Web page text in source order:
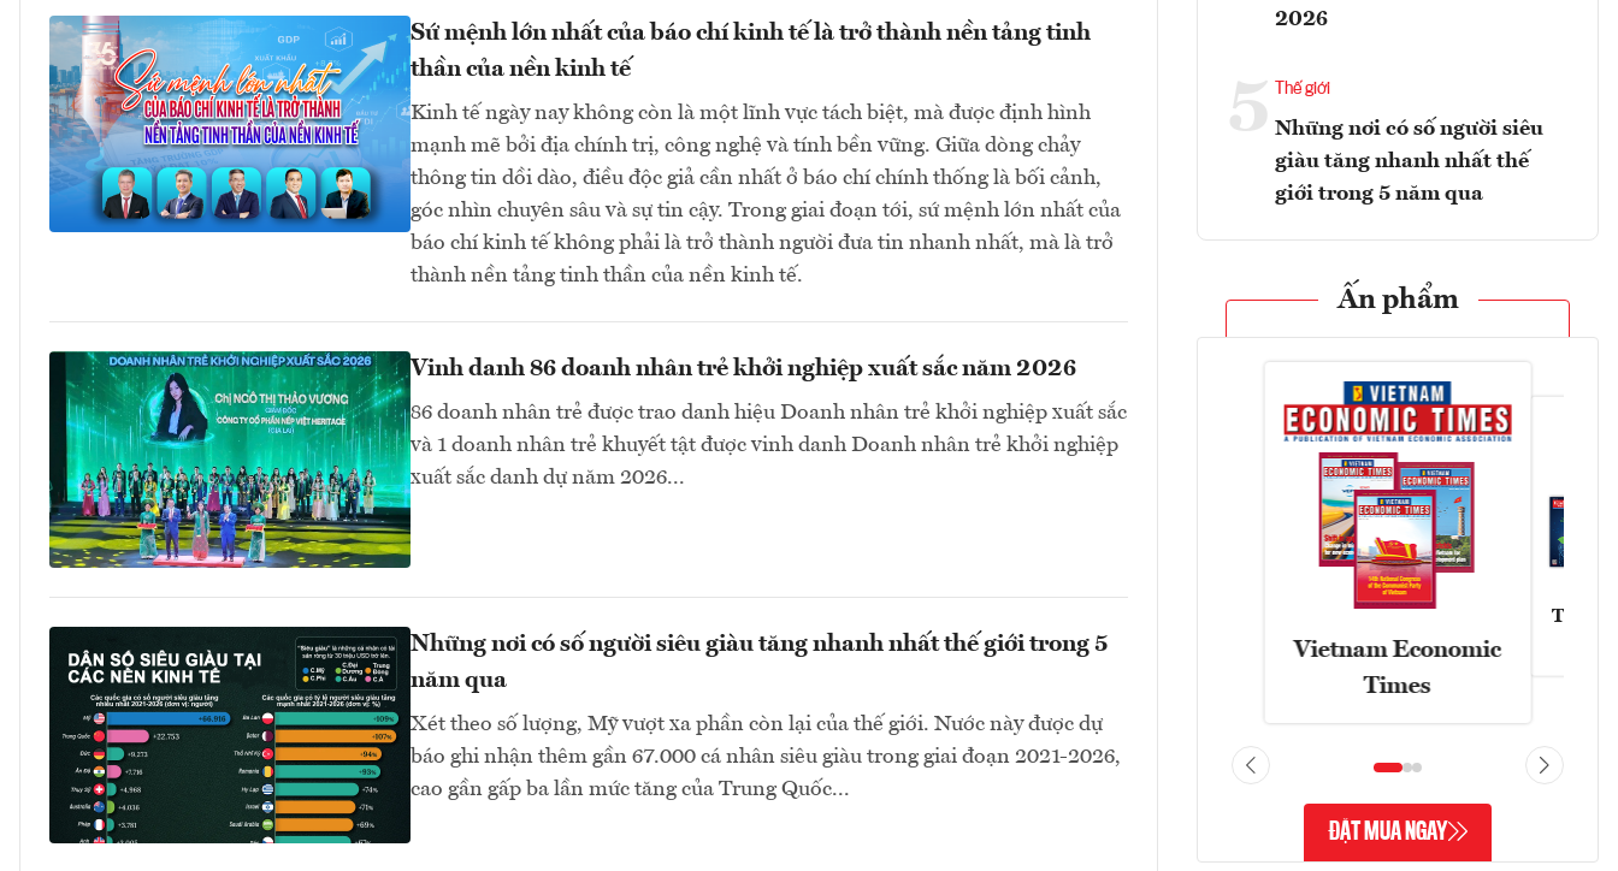
Sứ mệnh lớn nhất của báo chí kinh tế là trở thành nền tảng tinh
thần của nền kinh tế
Kinh tế ngày nay không còn là một lĩnh vực tách biệt, mà được định hình
mạnh mẽ bởi địa chính trị, công nghệ và tính bền vững. Giữa dòng chảy
thông tin dồi dào, điều độc giả cần nhất ở báo chí chính thống là bối cảnh,
góc nhìn chuyên sâu và sự tin cậy. Trong giai đoạn tới, sứ mệnh lớn nhất của
báo chí kinh tế không phải là trở thành người đưa tin nhanh nhất, mà là trở
thành nền tảng tinh thần của nền kinh tế.
Vinh danh 86 doanh nhân trẻ khởi nghiệp xuất sắc năm 2026
86 doanh nhân trẻ được trao danh hiệu Doanh nhân trẻ khởi nghiệp xuất sắc
và 1 doanh nhân trẻ khuyết tật được vinh danh Doanh nhân trẻ khởi nghiệp
xuất sắc danh dự năm 2026...
Những nơi có số người siêu giàu tăng nhanh nhất thế giới trong 5
năm qua
Xét theo số lượng, Mỹ vượt xa phần còn lại của thế giới. Nước này được dự
báo ghi nhận thêm gần 67.000 cá nhân siêu giàu trong giai đoạn 2021-2026,
cao gần gấp ba lần mức tăng của Trung Quốc...
2026
5 Thế giới
Những nơi có số người siêu
giàu tăng nhanh nhất thế
giới trong 5 năm qua
Ấn phẩm
Vietnam Economic
Times
Tạp
ĐẶT MUA NGAY